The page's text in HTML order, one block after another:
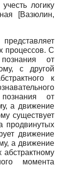
логику
[Вазюлин,
процессов. С
от
с другой
к
от
а движение
существует
продвинутых
движение
а движение
абстрактному
момента